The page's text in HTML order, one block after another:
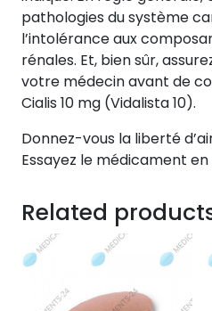
pathologies du système
l’intolérance aux
rénales. Et, bien sûr,
votre médecin avant de
Cialis 10 mg (Vidalista 10).
Donnez-vous la liberté
Essayez le médicament
Related